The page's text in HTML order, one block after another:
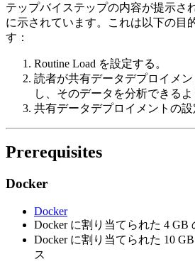
テップバイステップの内容が提示さ
に示されています。これは以下の目
す：
Routine Load を設定する。
読者が共有データデプロイメ
し、そのデータを分析できるよ
共有データデプロイメントの設
Prerequisites
Docker
Docker
Docker に割り当てられた 4 GB
Docker に割り当てられた 10
ス